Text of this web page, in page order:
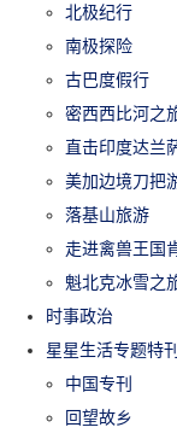
北极纪行
南极探险
古巴度假行
密西西比河之
直击印度达兰
美加边境刀把
落基山旅游
走进禽兽王国
魁北克冰雪之
时事政治
星星生活专题特刊
中国专刊
回望故乡